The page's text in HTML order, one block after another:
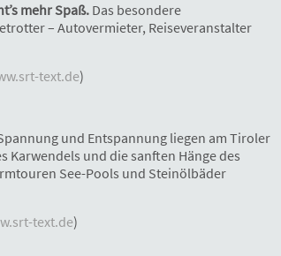
mehr Spaß. Das besondere
– Autovermieter, Reiseveranstalter
text.de)
und Entspannung liegen am Tiroler
Karwendels und die sanften Hänge des
See-Pools und Steinölbäder
text.de)